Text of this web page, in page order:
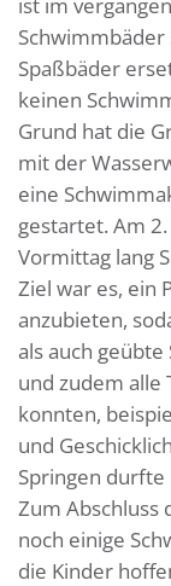
Spaßbäder
keinen
Grund hat die
mit der
eine
gestartet. Am
Vormittag lang
Ziel war es, ein
anzubieten,
als auch
und zudem alle
konnten,
und
Springen
Zum Abschluss
noch einige
die Kinder